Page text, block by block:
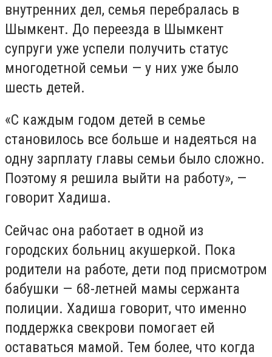
внутренних дел, семья перебралась в
Шымкент. До переезда в Шымкент
супруги уже успели получить статус
многодетной семьи — у них уже было
шесть детей.
«С каждым годом детей в семье
становилось все больше и надеяться на
одну зарплату главы семьи было сложно.
Поэтому я решила выйти на работу», —
говорит Хадиша.
Сейчас она работает в одной из
городских больниц акушеркой. Пока
родители на работе, дети под присмотром
бабушки — 68-летней мамы сержанта
полиции. Хадиша говорит, что именно
поддержка свекрови помогает ей
оставаться мамой. Тем более, что когда